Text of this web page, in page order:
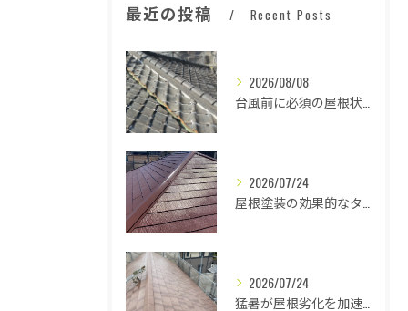
最近の投稿 Recent Posts
2026/08/08
2026/07/24
2026/07/24